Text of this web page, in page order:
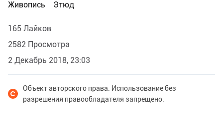
Живопись
Этюд
165 Лайков
2582 Просмотра
2 Декабрь 2018, 23:03
Объект авторского права. Использование без
разрешения правообладателя запрещено.